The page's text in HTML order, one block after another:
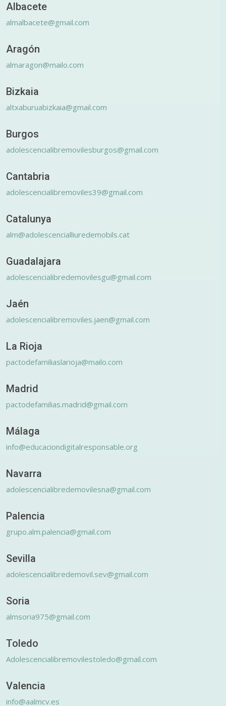
Albacete
almalbacete@gmail.com
Aragón
almaragon@mailo.com
Bizkaia
altxaburuabizkaia@gmail.com
Burgos
adolescencialibremovilesburgos@gmail.com
Cantabria
adolescencialibremoviles39@gmail.com
Catalunya
alm@adolescencialliuredemobils.cat
Guadalajara
adolescencialibredemovilesgu@gmail.com
Jaén
adolescencialibremoviles.jaen@gmail.com
La Rioja
pactodefamiliaslarioja@mailo.com
Madrid
pactodefamilias.madrid@gmail.com
Málaga
info@educaciondigitalresponsable.org
Navarra
adolescencialibredemovilesna@gmail.com
Palencia
grupo.alm.palencia@gmail.com
Sevilla
adolescencialibredemovil.sev@gmail.com
Soria
almsoria975@gmail.com
Toledo
Adolescencialibremovilestoledo@gmail.com
Valencia
info@aalmcv.es